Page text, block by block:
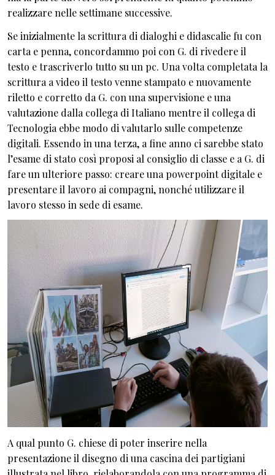
realizzare nelle settimane successive.
Se inizialmente la scrittura di dialoghi e didascalie fu con
carta e penna, concordammo poi con G. di rivedere il
testo e trascriverlo tutto su un pc. Una volta completata la
scrittura a video il testo venne stampato e nuovamente
riletto e corretto da G. con una supervisione e una
valutazione dalla collega di Italiano mentre il collega di
Tecnologia ebbe modo di valutarlo sulle competenze
digitali. Essendo in una terza, a fine anno ci sarebbe stato
l’esame di stato così proposi al consiglio di classe e a G. di
fare un ulteriore passo: creare una powerpoint digitale e
presentare il lavoro ai compagni, nonché utilizzare il
lavoro stesso in sede di esame.
A qual punto G. chiese di poter inserire nella
presentazione il disegno di una cascina dei partigiani